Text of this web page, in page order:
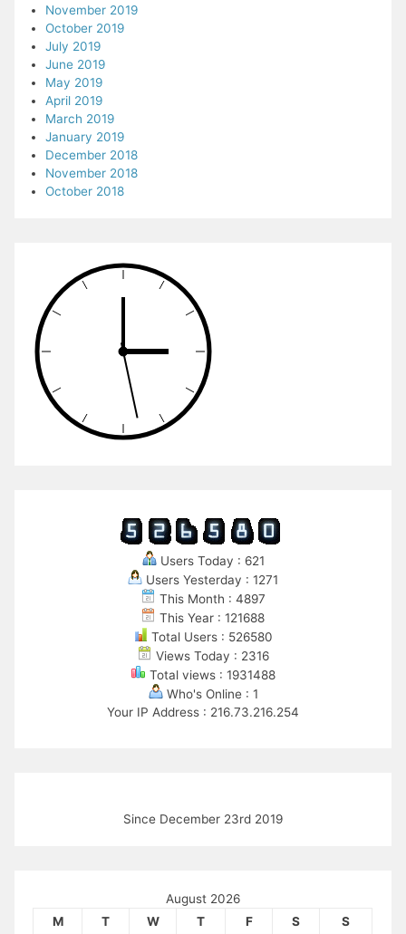
November 2019
October 2019
July 2019
June 2019
May 2019
April 2019
March 2019
January 2019
December 2018
November 2018
October 2018
Users Today : 621
Users Yesterday : 1271
This Month : 4897
This Year : 121688
Total Users : 526580
Views Today : 2316
Total views : 1931488
Who's Online : 1
Your IP Address : 216.73.216.254
Since December 23rd 2019
August 2026
M
T W T F S
S